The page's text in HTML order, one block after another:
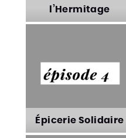
l’Hermitage
l’Hermitage
Épicerie Solidaire